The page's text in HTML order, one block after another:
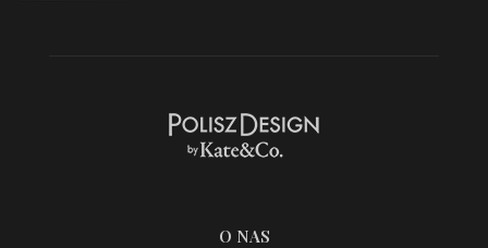
O NAS